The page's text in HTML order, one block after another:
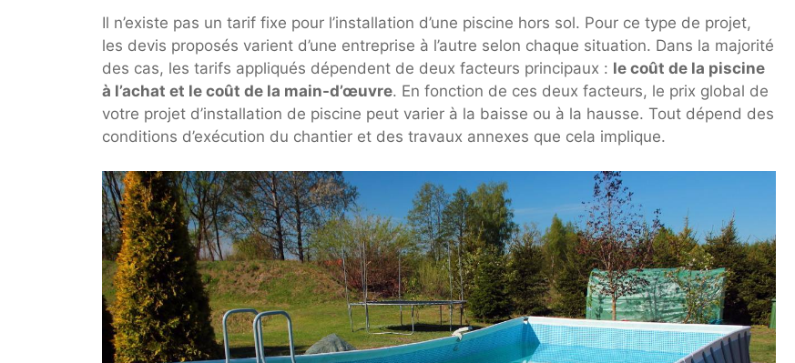
Il n’existe pas un tarif fixe pour l’installation d’une piscine hors sol. Pour ce type de projet,
les devis proposés varient d’une entreprise à l’autre selon chaque situation. Dans la majorité
des cas, les tarifs appliqués dépendent de deux facteurs principaux : le coût de la piscine
à l’achat et le coût de la main-d’œuvre. En fonction de ces deux facteurs, le prix global de
votre projet d’installation de piscine peut varier à la baisse ou à la hausse. Tout dépend des
conditions d’exécution du chantier et des travaux annexes que cela implique.